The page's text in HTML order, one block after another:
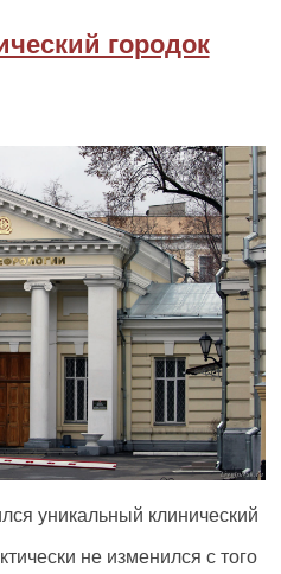
городок
уникальный клинический
не изменился с того